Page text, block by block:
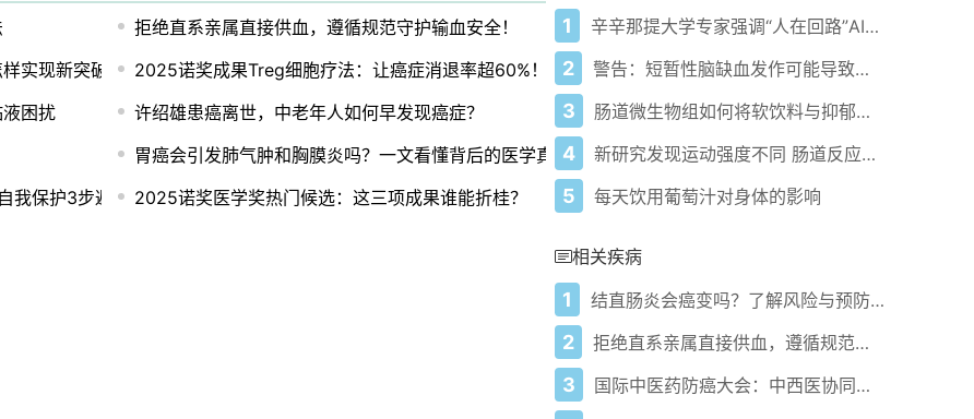
拒绝直系亲属直接供血，遵循规范守护输血安全！
实现新突破？ 2025诺奖成果Treg细胞疗法：让癌症消退率超60%！
困扰
许绍雄患癌离世，中老年人如何早发现癌症？
胃癌会引发肺气肿和胸膜炎吗？一文看懂背后的医学真相
我保护3步避雷 2025诺奖医学奖热门候选：这三项成果谁能折桂？
1 辛辛那提大学专家强调“人在回路”AI在中风研究和治疗中的关键作用
2 警告：短暂性脑缺血发作可能导致中风
3 肠道微生物组如何将软饮料与抑郁症联系起来
4 新研究发现运动强度不同 肠道反应各异
5 每天饮用葡萄汁对身体的影响
相关疾病
1 结直肠炎会癌变吗？了解风险与预防方法
2 拒绝直系亲属直接供血，遵循规范守护输血安全！
3 国际中医药防癌大会：中西医协同抗癌怎样实现新突破？